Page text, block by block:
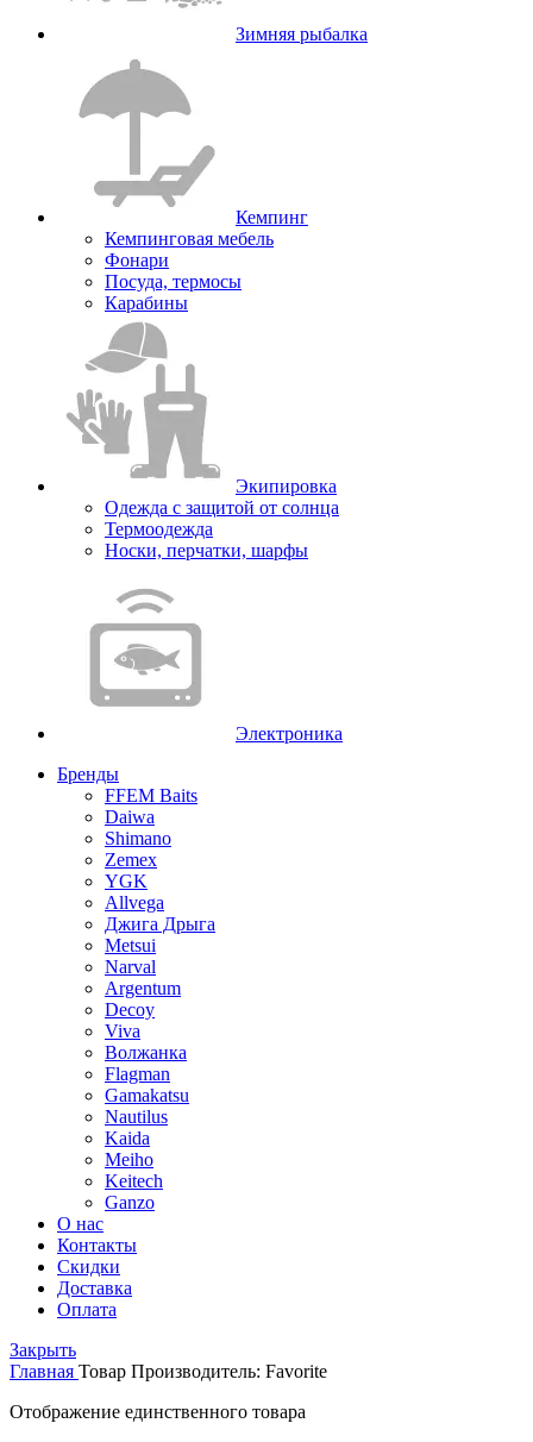
Зимняя рыбалка
Кемпинг
Кемпинговая мебель
Фонари
Посуда, термосы
Карабины
Экипировка
Одежда с защитой от солнца
Термоодежда
Носки, перчатки, шарфы
Электроника
Бренды
FFEM Baits
Daiwa
Shimano
Zemex
YGK
Allvega
Джига Дрыга
Metsui
Narval
Argentum
Decoy
Viva
Волжанка
Flagman
Gamakatsu
Nautilus
Kaida
Meiho
Keitech
Ganzo
О нас
Контакты
Скидки
Доставка
Оплата
Закрыть
Главная Товар Производитель: Favorite
Отображение единственного товара